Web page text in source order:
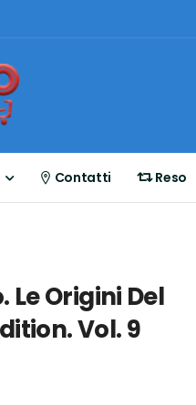
Contatti Reso
Le Origini Del
Vol. 9